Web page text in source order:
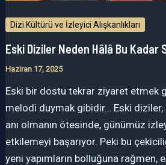
Dizi Kültürü ve İzleyici Alışkanlıkları
Eski Diziler Neden Hâlâ Bu Kadar
Haziran 17, 2025
Eski bir dostu tekrar ziyaret etmek
melodi duymak gibidir… Eski
anı olmanın ötesinde, günümüz
etkilemeyi başarıyor. Peki bu
yeni yapımların bolluğuna rağmen,